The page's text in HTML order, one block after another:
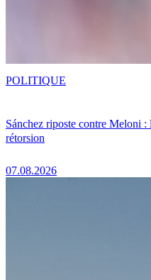
Sánchez riposte contre Meloni :
rétorsion
07.08.2026
POLITIQUE